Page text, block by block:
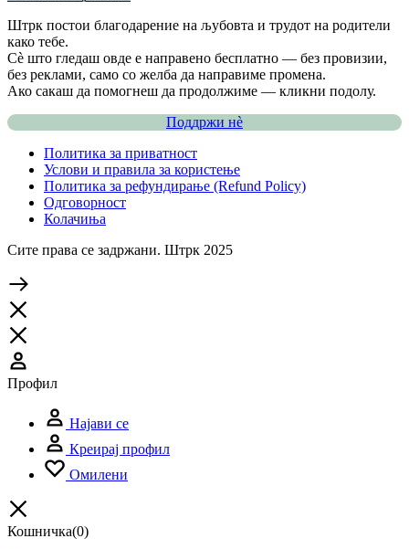
Штрк постои благодарение на љубовта и трудот на родители
како тебе.
Сè што гледаш овде е направено бесплатно — без провизии,
без реклами, само со желба да направиме промена.
Ако сакаш да помогнеш да продолжиме — кликни подолу.
Поддржи нѐ
Политика за приватност
Услови и правила за користење
Политика за рефундирање (Refund Policy)
Одговорност
Колачиња
Сите права се задржани. Штрк 2025
Профил
Најави се
Креирај профил
Омилени
Кошничка(0)